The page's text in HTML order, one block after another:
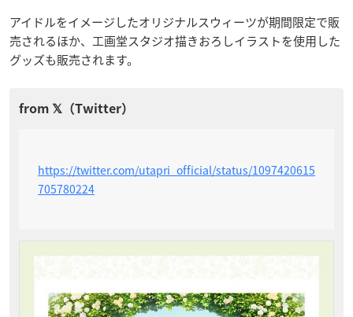
アイドルをイメージしたオリジナルスウィーツが期間限定で販
売されるほか、工画堂スタジオ描きおろしイラストを使用した
グッズも販売されます。
https://twitter.com/utapri_official/status/1097420615
705780224